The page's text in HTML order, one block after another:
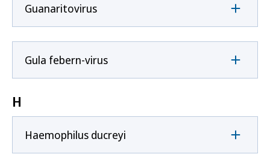
Guanaritovirus
Gula febern-virus
H
Haemophilus ducreyi